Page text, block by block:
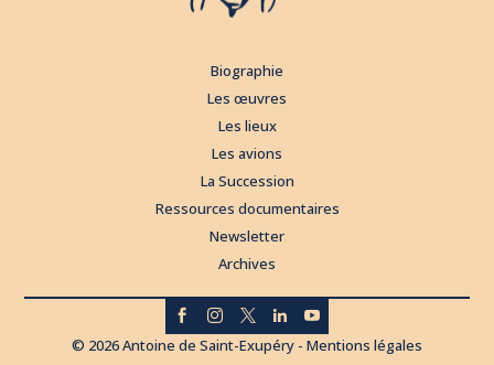
Biographie
Les œuvres
Les lieux
Les avions
La Succession
Ressources documentaires
Newsletter
Archives
© 2026 Antoine de Saint-Exupéry - Mentions légales
    